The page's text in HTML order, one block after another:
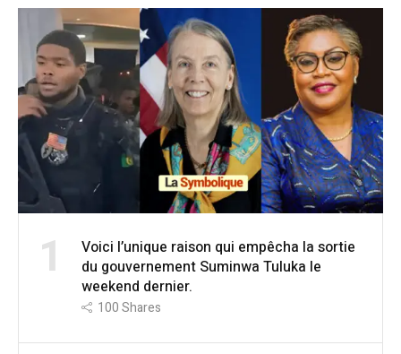
1
Voici l’unique raison qui empêcha la sortie
du gouvernement Suminwa Tuluka le
weekend dernier.
100Shares